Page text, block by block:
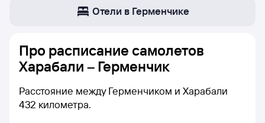
Отели в Герменчике
Про расписание самолетов
Харабали – Герменчик
Расстояние между Герменчиком и Харабали
432 километра.